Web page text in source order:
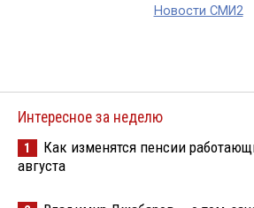
Новости СМИ2
Интересное за неделю
1
Как изменятся пенсии
августа